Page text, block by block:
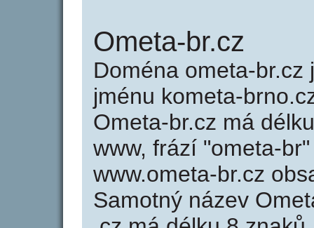
Ometa-br.cz
Doména ometa-
jménu kometa-
Ometa-br.cz má
www, frází "ometa-
www.ometa-br.cz
Samotný název